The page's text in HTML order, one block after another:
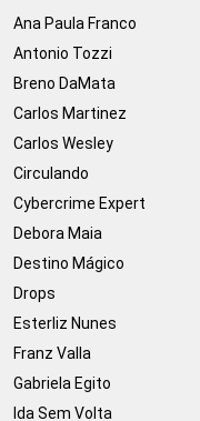
Ana Paula Franco
Antonio Tozzi
Breno DaMata
Carlos Martinez
Carlos Wesley
Circulando
Cybercrime Expert
Debora Maia
Destino Mágico
Drops
Esterliz Nunes
Franz Valla
Gabriela Egito
Ida Sem Volta